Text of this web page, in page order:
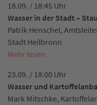
18.09. / 18:45 Uhr
Wasser in der Stadt –
Patrik Henschel,
Stadt Heilbronn
Mehr lesen
23.09. / 18:00 Uhr
Wasser und
Mark Mitschke,